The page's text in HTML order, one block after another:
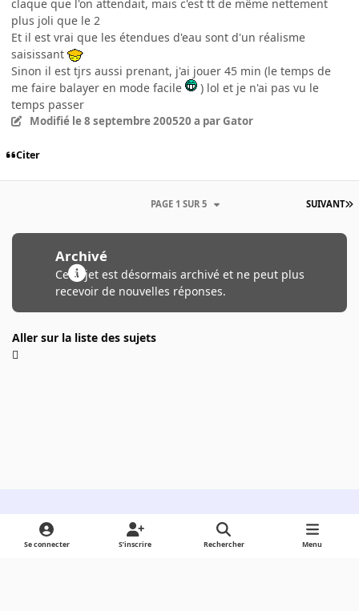
claque que l'on attendait, mais c'est tt de même nettement
plus joli que le 2
Et il est vrai que les étendues d'eau sont d'un réalisme
saisissant
Sinon il est tjrs aussi prenant, j'ai jouer 45 min (le temps de
me faire balayer en mode facile
) lol et je n'ai pas vu le
temps passer
Modifié le 8 septembre 200520 a par Gator
Citer
SUIVANT
PAGE 1 SUR 5
Archivé
Ce sujet est désormais archivé et ne peut plus
recevoir de nouvelles réponses.
Aller sur la liste des sujets
Light ModeDark ModeSystem Preference
Se connecter S’inscrire Rechercher Menu